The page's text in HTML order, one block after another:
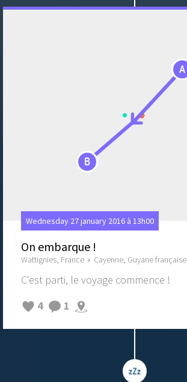
A
B
Wednesday 27 january 2016 à 13h00
On embarque !
Wattignies, France › Cayenne, Guyane française
C'est parti, le voyage commence !
4
1